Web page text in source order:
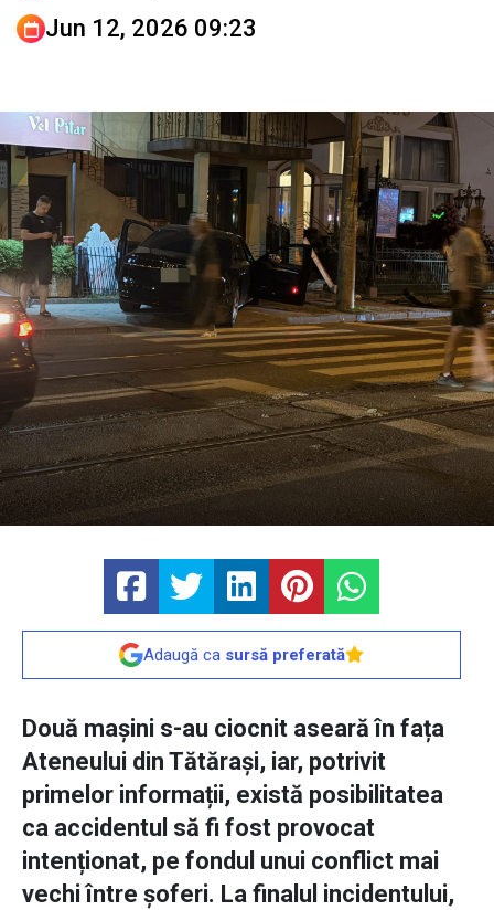
Jun 12, 2026 09:23
Adaugă ca sursă preferată
Două mașini s-au ciocnit aseară în fața
Ateneului din Tătărași, iar, potrivit
primelor informații, există posibilitatea
ca accidentul să fi fost provocat
intenționat, pe fondul unui conflict mai
vechi între șoferi. La finalul incidentului,